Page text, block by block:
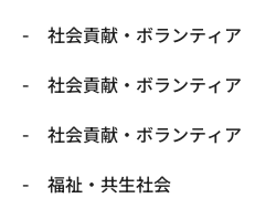
社会貢献・ボランティア
社会貢献・ボランティア
社会貢献・ボランティア
福祉・共生社会